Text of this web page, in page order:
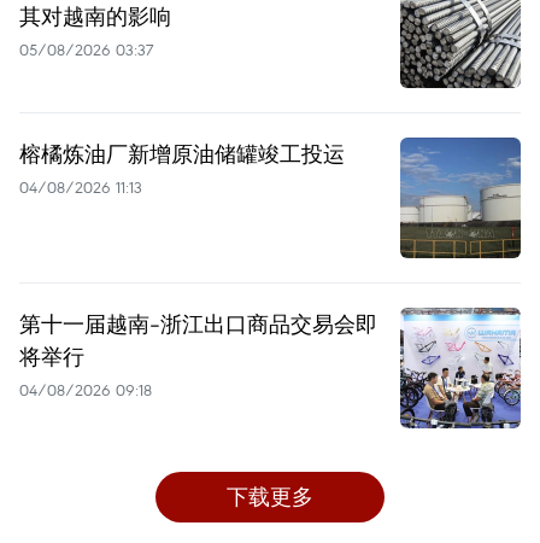
其对越南的影响
05/08/2026 03:37
榕橘炼油厂新增原油储罐竣工投运
04/08/2026 11:13
第十一届越南-浙江出口商品交易会即
将举行
04/08/2026 09:18
下载更多